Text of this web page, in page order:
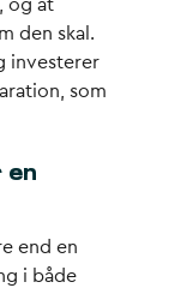
og at
den skal.
investerer
som
end en
i både